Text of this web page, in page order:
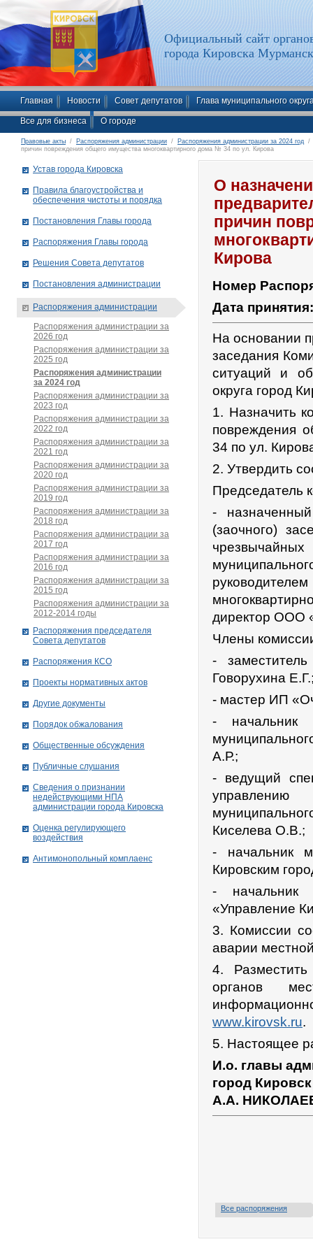
Официальный сайт
города Кировска
Главная Новости Совет депутатов Глава муниципального
Все для бизнеса О городе
Правовые акты / Распоряжения администрации / Распоряжения администрации за 2024 год /
причин повреждения общего имущества многоквартирного дома № 34 по ул. Кирова
О
причин
Кирова
Номер
Дата
На основании
заседания
ситуаций и
округа город
1. Назначить
повреждения
34 по ул.
2. Утвердить
Председатель
-
(заочного)
директор ООО
Члены
-
Говорухина
- мастер ИП
- начальник
А.Р.;
- ведущий
управлению
Киселева О.В.;
- начальник
Кировским
- начальник
«Управление
3. Комиссии
аварии
4.
органов
www.kirovsk.ru.
5. Настоящее
И.о. главы
город
А.А.
Все распоряжения
Устав города Кировска
Правила благоустройства и
обеспечения чистоты и порядка
Постановления Главы города
Распоряжения Главы города
Решения Совета депутатов
Постановления администрации
Распоряжения администрации
Распоряжения администрации за
2026 год
Распоряжения администрации за
2025 год
Распоряжения администрации
за 2024 год
Распоряжения администрации за
2023 год
Распоряжения администрации за
2022 год
Распоряжения администрации за
2021 год
Распоряжения администрации за
2020 год
Распоряжения администрации за
2019 год
Распоряжения администрации за
2018 год
Распоряжения администрации за
2017 год
Распоряжения администрации за
2016 год
Распоряжения администрации за
2015 год
Распоряжения администрации за
2012-2014 годы
Распоряжения председателя
Совета депутатов
Распоряжения КСО
Проекты нормативных актов
Другие документы
Порядок обжалования
Общественные обсуждения
Публичные слушания
Сведения о признании
недействующими НПА
администрации города Кировскa
Оценка регулирующего
воздействия
Антимонопольный комплаенс